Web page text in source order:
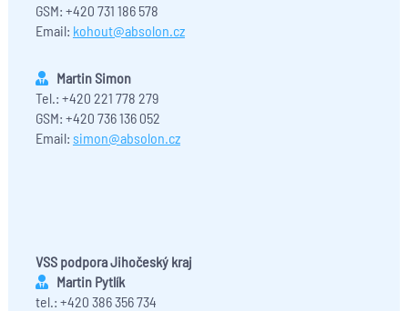
GSM: +420 731 186 578
Email: kohout@absolon.cz
Martin Simon
Tel.: +420 221 778 279
GSM: +420 736 136 052
Email: simon@absolon.cz
VSS podpora Jihočeský kraj
Martin Pytlík
tel.: +420 386 356 734